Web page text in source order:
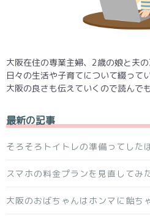
大阪在住の専業主婦、2歳の娘と夫の
日々の生活や子育てについて綴って
大阪の良さも伝えていくので読んで
最新の記事
そろそろトイトレの準備ってした
スマホの料金プランを見直してみ
大阪のおばちゃんはホンマに飴ち